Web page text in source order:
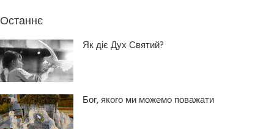
Останнє
Як діє Дух Святий?
Бог, якого ми можемо поважати